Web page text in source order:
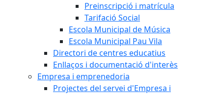
Preinscripció i matrícula
Tarifació Social
Escola Municipal de Música
Escola Municipal Pau Vila
Directori de centres educatius
Enllaços i documentació d'interès
Empresa i emprenedoria
Projectes del servei d'Empresa i